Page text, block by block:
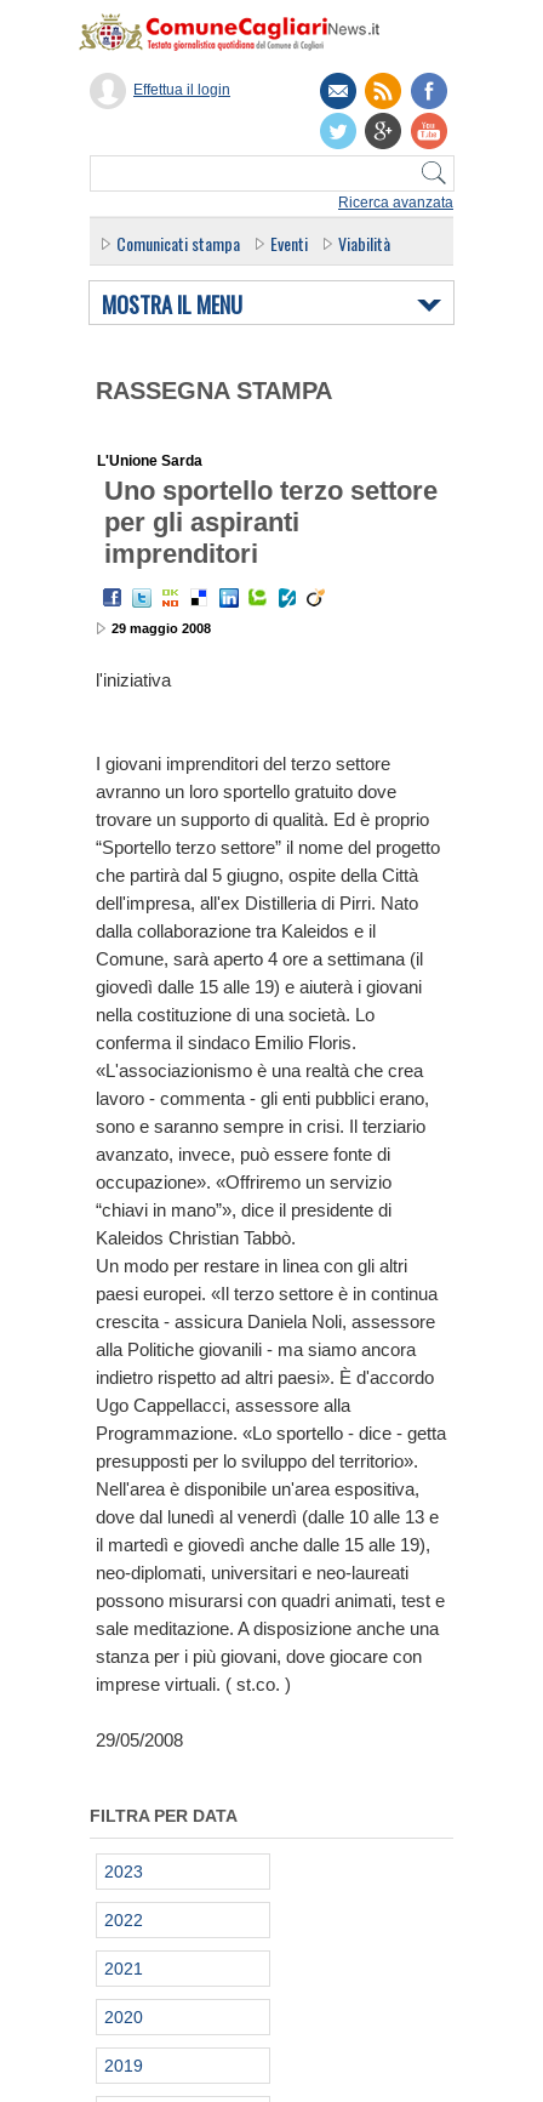
Ricerca avanzata
Effettua il login
Comunicati stampa Eventi Viabilità
MOSTRA IL MENU
RASSEGNA STAMPA
L'Unione Sarda
Uno sportello terzo settore
per gli aspiranti
imprenditori
29 maggio 2008
l'iniziativa
I giovani imprenditori del terzo settore
avranno un loro sportello gratuito dove
trovare un supporto di qualità. Ed è proprio
“Sportello terzo settore” il nome del progetto
che partirà dal 5 giugno, ospite della Città
dell'impresa, all'ex Distilleria di Pirri. Nato
dalla collaborazione tra Kaleidos e il
Comune, sarà aperto 4 ore a settimana (il
giovedì dalle 15 alle 19) e aiuterà i giovani
nella costituzione di una società. Lo
conferma il sindaco Emilio Floris.
«L'associazionismo è una realtà che crea
lavoro - commenta - gli enti pubblici erano,
sono e saranno sempre in crisi. Il terziario
avanzato, invece, può essere fonte di
occupazione». «Offriremo un servizio
“chiavi in mano”», dice il presidente di
Kaleidos Christian Tabbò.
Un modo per restare in linea con gli altri
paesi europei. «Il terzo settore è in continua
crescita - assicura Daniela Noli, assessore
alla Politiche giovanili - ma siamo ancora
indietro rispetto ad altri paesi». È d'accordo
Ugo Cappellacci, assessore alla
Programmazione. «Lo sportello - dice - getta
presupposti per lo sviluppo del territorio».
Nell'area è disponibile un'area espositiva,
dove dal lunedì al venerdì (dalle 10 alle 13 e
il martedì e giovedì anche dalle 15 alle 19),
neo-diplomati, universitari e neo-laureati
possono misurarsi con quadri animati, test e
sale meditazione. A disposizione anche una
stanza per i più giovani, dove giocare con
imprese virtuali. ( st.co. )
29/05/2008
FILTRA PER DATA
2023
2022
2021
2020
2019